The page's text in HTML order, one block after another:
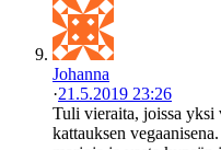
Johanna
·21.5.2019 23:26
Tuli vieraita, joissa yksi
kattauksen